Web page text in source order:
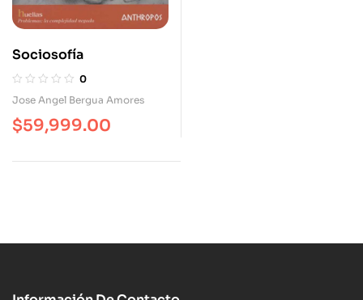
Sociosofía
0
Jose Angel Bergua Amores
$59,999.00